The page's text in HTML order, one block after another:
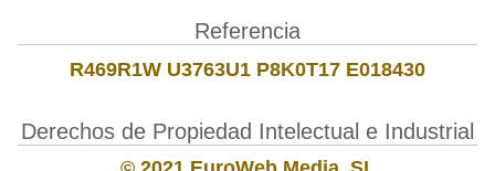
Referencia
R469R1W U3763U1 P8K0T17 E018430
Derechos de Propiedad Intelectual e Industrial